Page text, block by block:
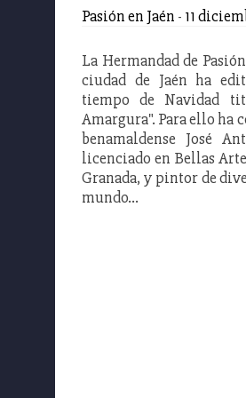
Pasión en Jaén - 11
La Hermandad de
ciudad de Jaén ha
tiempo de Navidad
Amargura". Para ello ha
benamaldense José
licenciado en Bellas
Granada, y pintor de
mundo…